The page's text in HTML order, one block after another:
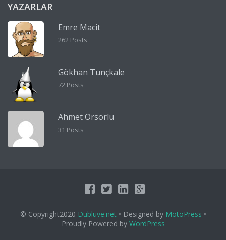
YAZARLAR
Emre Macit
262 Posts
Gökhan Tunçkale
72 Posts
Ahmet Orsorlu
31 Posts
© Copyright2020 Dubluve.net• Designed by MotoPress •
Proudly Powered by WordPress